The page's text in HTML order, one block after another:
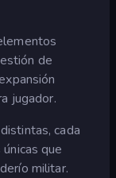
de
jugador.
cada
que
militar.